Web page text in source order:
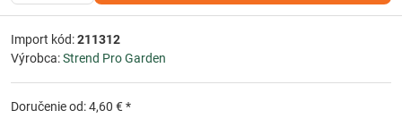
Import kód:211312
Výrobca:Strend Pro Garden
Doručenie od: 4,60 € *